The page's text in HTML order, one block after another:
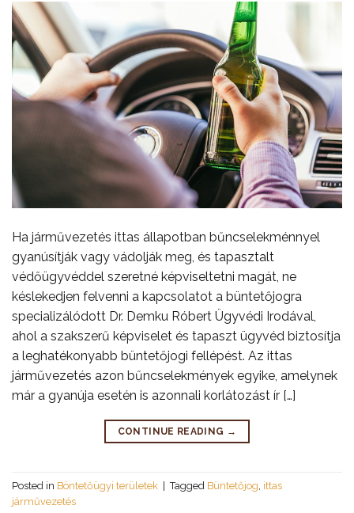
Ha járművezetés ittas állapotban bűncselekménnyel
gyanúsítják vagy vádolják meg, és tapasztalt
védőügyvéddel szeretné képviseltetni magát, ne
késlekedjen felvenni a kapcsolatot a büntetőjogra
specializálódott Dr. Demku Róbert Ügyvédi Irodával,
ahol a szakszerű képviselet és tapaszt ügyvéd biztosítja
a leghatékonyabb büntetőjogi fellépést. Az ittas
járművezetés azon bűncselekmények egyike, amelynek
már a gyanúja esetén is azonnali korlátozást ír […]
CONTINUE READING →
Posted in Böntetőügyi területek | Tagged Büntetőjog ittas
járművezetés